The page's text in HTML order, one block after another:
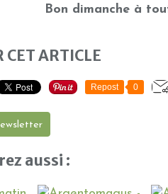
Bon dimanche à
CET ARTICLE
Repost 0
aussi :